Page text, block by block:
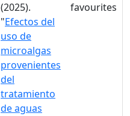
(2025).
"Efectos del
uso de
microalgas
provenientes
del
tratamiento
de aguas